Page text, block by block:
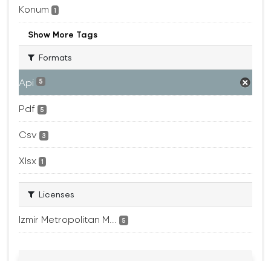
Konum 1
Show More Tags
Formats
Api 5
Pdf 5
Csv 3
Xlsx 1
Licenses
Izmir Metropolitan M... 5